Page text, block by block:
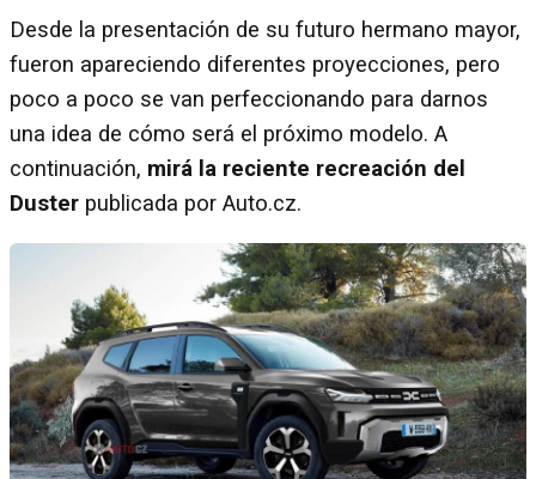
Desde la presentación de su futuro hermano mayor,
fueron apareciendo diferentes proyecciones, pero
poco a poco se van perfeccionando para darnos
una idea de cómo será el próximo modelo. A
continuación, mirá la reciente recreación del
Duster publicada por Auto.cz.